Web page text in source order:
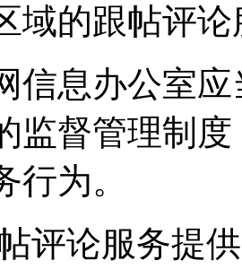
域的跟帖评
信息办公室
监督管理制
行为。
评论服务提